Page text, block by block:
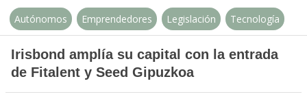
Autónomos Emprendedores Legislación Tecnología
Irisbond amplía su capital con la entrada
de Fitalent y Seed Gipuzkoa